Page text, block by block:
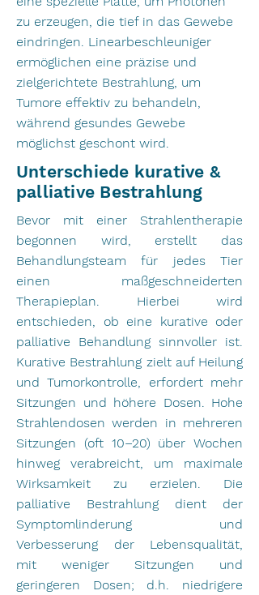
zu erzeugen, die tief in das Gewebe
eindringen. Linearbeschleuniger
ermöglichen eine präzise und
zielgerichtete Bestrahlung, um
Tumore effektiv zu behandeln,
während gesundes Gewebe
möglichst geschont wird.
Unterschiede kurative &
palliative Bestrahlung
Bevor mit einer Strahlentherapie
begonnen wird, erstellt das
Behandlungsteam für jedes Tier
einen maßgeschneiderten
Therapieplan. Hierbei wird
entschieden, ob eine kurative oder
palliative Behandlung sinnvoller ist.
Kurative Bestrahlung zielt auf Heilung
und Tumorkontrolle, erfordert mehr
Sitzungen und höhere Dosen. Hohe
Strahlendosen werden in mehreren
Sitzungen (oft 10–20) über Wochen
hinweg verabreicht, um maximale
Wirksamkeit zu erzielen. Die
palliative Bestrahlung dient der
Symptomlinderung und
Verbesserung der Lebensqualität,
mit weniger Sitzungen und
geringeren Dosen; d.h. niedrigere